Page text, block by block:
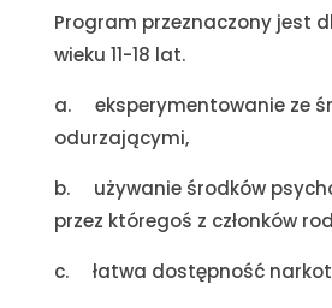
Program przeznaczony jest
wieku 11-18 lat.
a. eksperymentowanie ze
odurzającymi,
b. używanie środków
przez któregoś z członków
c. łatwa dostępność